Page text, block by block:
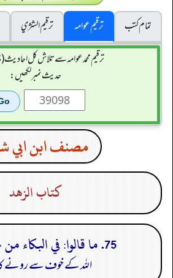
تمام کتب
ترقیم عوامہ ترقيم الشژي
ترقیم محمدعوامہ سے تلاش کل احادیث (39098)
حدیث نمبر لکھیں:
مصنف ابن ابي
كتاب الزهد
75. ما قالوا: في البكاء من خشية الله
اللہ کے خوف سے رونے